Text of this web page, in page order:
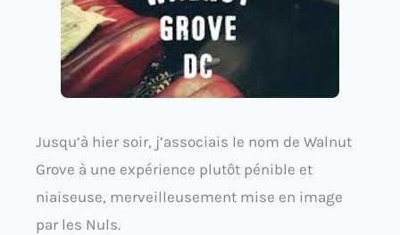
Jusqu’à hier soir, j’associais le nom de Walnut
Grove à une expérience plutôt pénible et
niaiseuse, merveilleusement mise en image
par les Nuls.